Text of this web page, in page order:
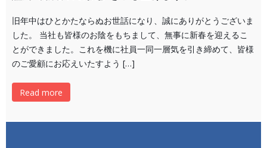
旧年中はひとかたならぬお世話になり、誠にありがとうございま
した。 当社も皆様のお陰をもちまして、無事に新春を迎えるこ
とができました。これを機に社員一同一層気を引き締めて、皆様
のご愛顧にお応えいたすよう […]
Read more